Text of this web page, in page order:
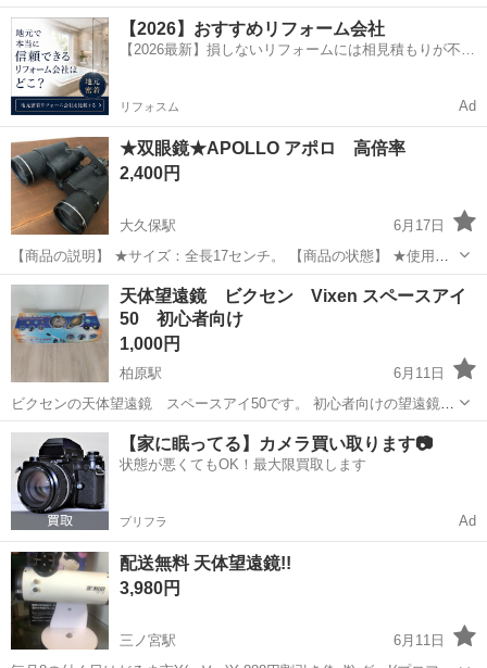
が、私のスマホではうまく着けられませんでした😓 結局装着テストの
みで使用していません。 使いこなせる方、いかがでしょうか？😅
兵庫 姫路市 福崎駅 望遠鏡、顕微鏡
【2026】おすすめリフォーム会社
【2026最新】損しないリフォームには相見積もりが不可
リフォスム Ad
★双眼鏡★APOLLO アポロ 高倍率
2,400円
大久保駅
6月17日
【商品の説明】 ★サイズ：全長17センチ。 【商品の状態】 ★使用状
況 ：中古ですが、 1、2回の使用ですので、きれいですよ。 保管品で
す それでも良い方、よろしくお願いします
兵庫 明石市 大久保駅 望遠鏡、顕微鏡
天体望遠鏡 ビクセン Vixen スペースアイ
50 初心者向け
1,000円
柏原駅
6月11日
ビクセンの天体望遠鏡 スペースアイ50です。 初心者向けの望遠鏡で
す。 月のクレーターは簡単によく見えて、子供がすごい喜んでまし
た。 木星や土星も何とか見えました。（結構難しかったです） 最近使
ってませんが、...
兵庫 丹波市 柏原駅 望遠鏡、顕微鏡 スペースアイ
【家に眠ってる】カメラ買い取ります📷
状態が悪くてもOK！最大限買取します
プリフラ Ad
配送無料 天体望遠鏡!!
3,980円
三ノ宮駅
6月11日